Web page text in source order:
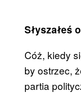
Słyszałeś
Cóż, kiedy
by ostrzec,
partia